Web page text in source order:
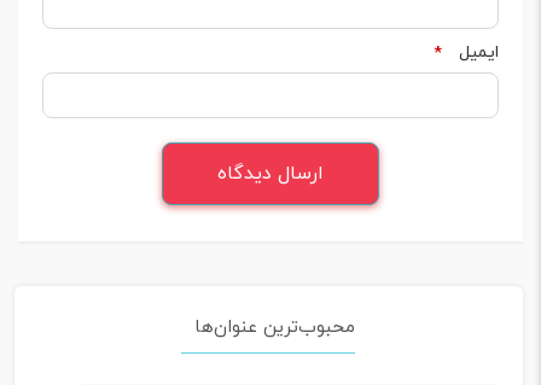
ایمیل *
محبوب‌ترین عنوان‌ها